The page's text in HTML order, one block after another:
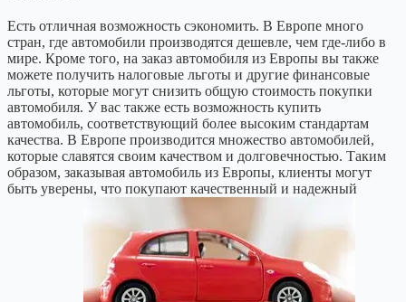
Есть отличная возможность сэкономить. В Европе много
стран, где автомобили производятся дешевле, чем где-либо в
мире. Кроме того, на заказ автомобиля из Европы вы также
можете получить налоговые льготы и другие финансовые
льготы, которые могут снизить общую стоимость покупки
автомобиля. У вас также есть возможность купить
автомобиль, соответствующий более высоким стандартам
качества. В Европе производится множество автомобилей,
которые славятся своим качеством и долговечностью. Таким
образом, заказывая автомобиль из Европы, клиенты могут
быть уверены, что покупают качественный и надежный